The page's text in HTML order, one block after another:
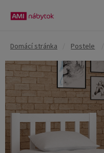
Domácí stránka Postele